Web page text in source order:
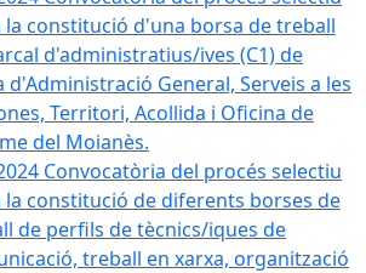
la constitució d'una borsa de treball
d'administratius/ives (C1) de
d'Administració General, Serveis a les
Territori, Acollida i Oficina de
del Moianès.
Convocatòria del procés selectiu
la constitució de diferents borses de
de perfils de tècnics/iques de
treball en xarxa, organització